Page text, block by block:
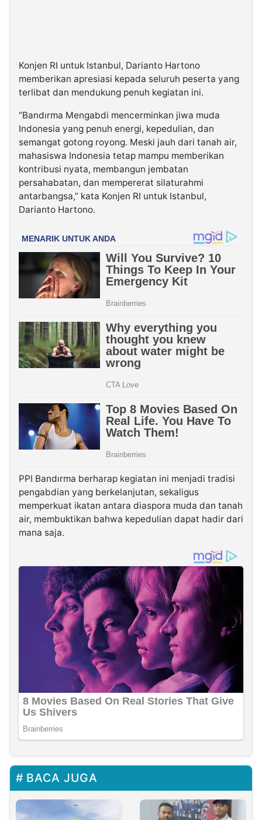
Konjen RI untuk Istanbul, Darianto Hartono
memberikan apresiasi kepada seluruh peserta yang
terlibat dan mendukung penuh kegiatan ini.
“Bandırma Mengabdi mencerminkan jiwa muda
Indonesia yang penuh energi, kepedulian, dan
semangat gotong royong. Meski jauh dari tanah air,
mahasiswa Indonesia tetap mampu memberikan
kontribusi nyata, membangun jembatan
persahabatan, dan mempererat silaturahmi
antarbangsa,” kata Konjen RI untuk Istanbul,
Darianto Hartono.
PPI Bandırma berharap kegiatan ini menjadi tradisi
pengabdian yang berkelanjutan, sekaligus
memperkuat ikatan antara diaspora muda dan tanah
air, membuktikan bahwa kepedulian dapat hadir dari
mana saja.
BACA JUGA